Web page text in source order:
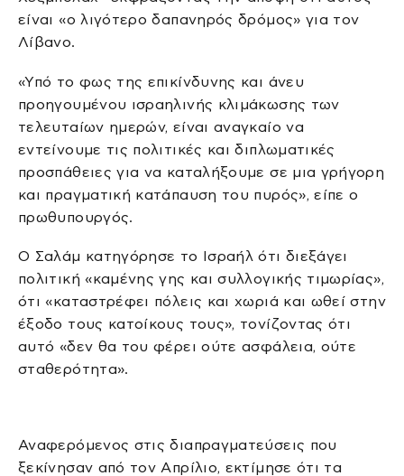
είναι «ο λιγότερο δαπανηρός δρόμος» για τον
Λίβανο.
«Υπό το φως της επικίνδυνης και άνευ
προηγουμένου ισραηλινής κλιμάκωσης των
τελευταίων ημερών, είναι αναγκαίο να
εντείνουμε τις πολιτικές και διπλωματικές
προσπάθειες για να καταλήξουμε σε μια γρήγορη
και πραγματική κατάπαυση του πυρός», είπε ο
πρωθυπουργός.
Ο Σαλάμ κατηγόρησε το Ισραήλ ότι διεξάγει
πολιτική «καμένης γης και συλλογικής τιμωρίας»,
ότι «καταστρέφει πόλεις και χωριά και ωθεί στην
έξοδο τους κατοίκους τους», τονίζοντας ότι
αυτό «δεν θα του φέρει ούτε ασφάλεια, ούτε
σταθερότητα».
Αναφερόμενος στις διαπραγματεύσεις που
ξεκίνησαν από τον Απρίλιο, εκτίμησε ότι τα